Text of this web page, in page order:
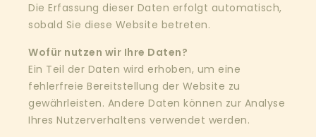
Die Erfassung dieser Daten erfolgt automatisch,
sobald Sie diese Website betreten.
Wofür nutzen wir Ihre Daten?
Ein Teil der Daten wird erhoben, um eine
fehlerfreie Bereitstellung der Website zu
gewährleisten. Andere Daten können zur Analyse
Ihres Nutzerverhaltens verwendet werden.